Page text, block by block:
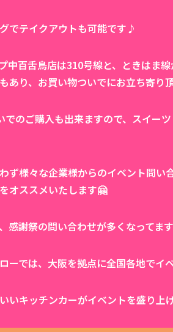
でテイクアウトも可能です♪
中百舌鳥店は310号線と、ときはま
あり、お買い物ついでにお立ち寄り
でのご購入も出来ますので、スイー
ず様々な企業様からのイベント問い
オススメいたします🤗
感謝祭の問い合わせが多くなってま
ーでは、大阪を拠点に全国各地でイ
いキッチンカーがイベントを盛り上